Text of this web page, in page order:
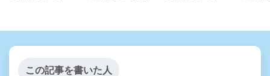
この記事を書いた人